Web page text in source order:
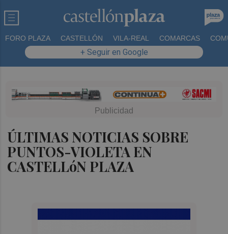
FORO PLAZA CASTELLÓN VILA-REAL COMARCAS
+ Seguir en Google
ÚLTIMAS NOTICIAS SOBRE
PUNTOS-VIOLETA EN
CASTELLóN PLAZA